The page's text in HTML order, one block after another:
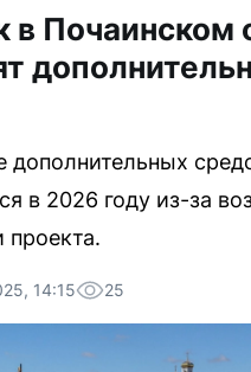
в Почаинском
дополнительных
в 2026 году из-за
проекта.
14:15 25